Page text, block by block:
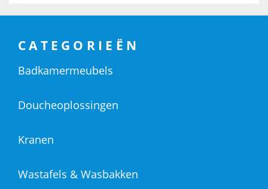
CATEGORIEËN
Badkamermeubels
Doucheoplossingen
Kranen
Wastafels & Wasbakken